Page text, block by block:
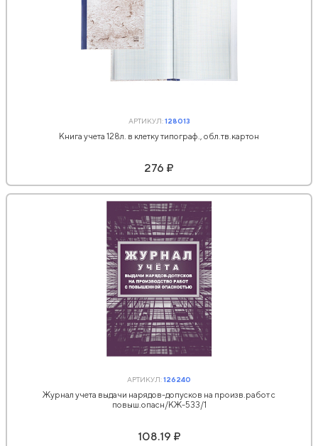
АРТИКУЛ:128013
Книга учета 128л. в клетку типограф., обл.тв.картон
276 ₽
АРТИКУЛ:126240
Журнал учета выдачи нарядов-допусков на произв.работ с
повыш.опасн/КЖ-533/1
108.19 ₽